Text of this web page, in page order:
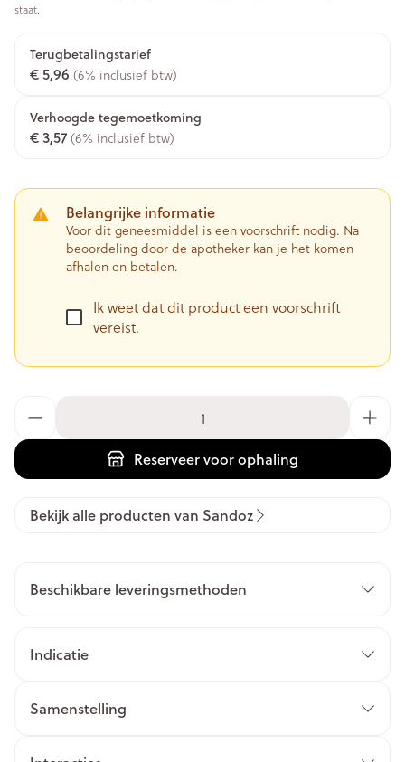
staat.
Terugbetalingstarief
€ 5,96 (6% inclusief btw)
Verhoogde tegemoetkoming
€ 3,57(6% inclusief btw)
Belangrijke informatie
Voor dit geneesmiddel is een voorschrift nodig. Na
beoordeling door de apotheker kan je het komen
afhalen en betalen.
Ik weet dat dit product een voorschrift
vereist.
Reserveervoor ophaling
Bekijk alle producten van Sandoz
Beschikbare leveringsmethoden
Indicatie
Samenstelling